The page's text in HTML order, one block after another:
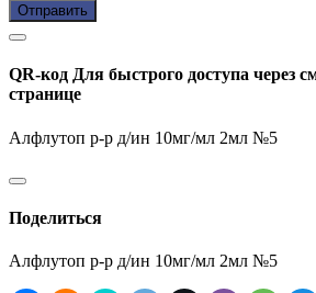
Отправить
QR-код Для быстрого доступа через
странице
Алфлутоп р-р д/ин 10мг/мл 2мл №5
Поделиться
Алфлутоп р-р д/ин 10мг/мл 2мл №5